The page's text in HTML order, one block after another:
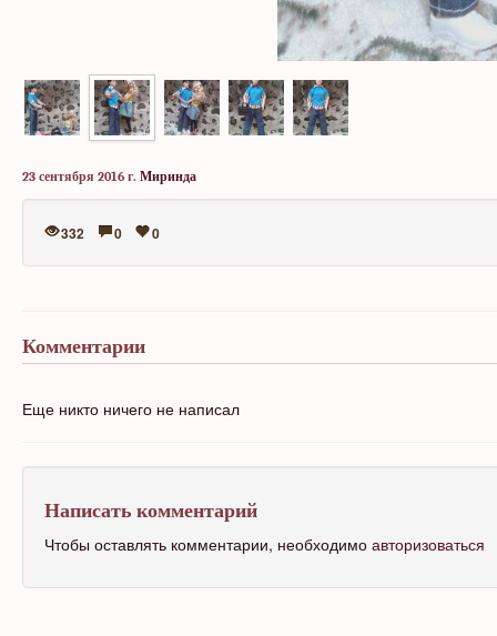
23 сентября 2016 г. Миринда
332 0 0
Комментарии
Еще никто ничего не написал
Написать комментарий
Чтобы оставлять комментарии, необходимо авторизоваться